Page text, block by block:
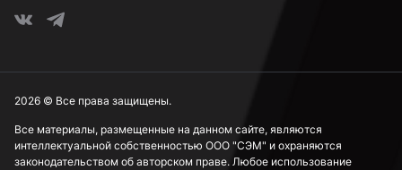
Все материалы, размещенные на данном сайте, являются
интеллектуальной собственностью ООО "СЭМ" и охраняются
законодательством об авторском праве. Любое использование
2026 © Все права защищены.